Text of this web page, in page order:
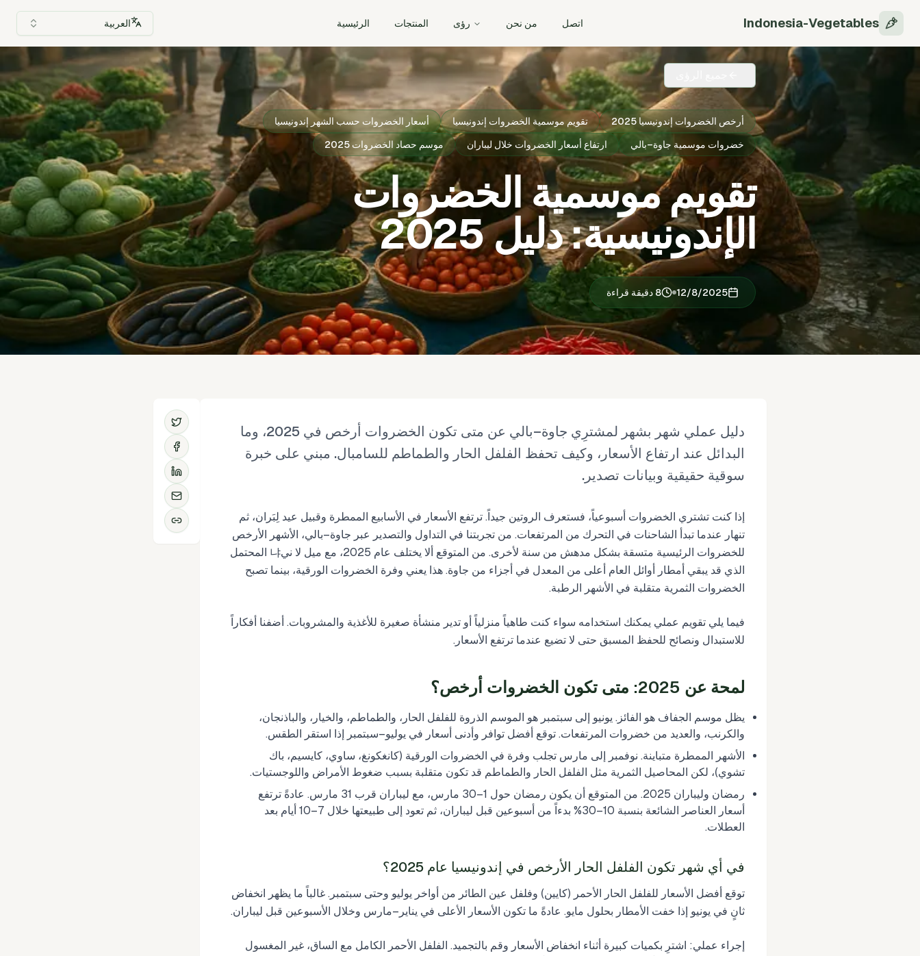
Indonesia-Vegetables الرئيسية المنتجات رؤى من نحن اتصل العربية
أرخص الخضروات إندونيسيا 2025 تقويم موسمية الخضروات إندونيسيا أسعار الخضروات حسب الشهر إندونيسيا
خضروات موسمية جاوة–بالي ارتفاع أسعار الخضروات خلال ليباران موسم حصاد الخضروات 2025
تقويم موسمية الخضروات
الإندونيسية: دليل 2025
12/8/2025 8 دقيقة قراءة
دليل عملي شهر بشهر لمشترِي جاوة–بالي عن متى تكون الخضروات أرخص في 2025، وما
البدائل عند ارتفاع الأسعار، وكيف تحفظ الفلفل الحار والطماطم للسامبال. مبني على خبرة
سوقية حقيقية وبيانات تصدير.
إذا كنت تشتري الخضروات أسبوعياً، فستعرف الروتين جيداً. ترتفع الأسعار في الأسابيع الممطرة وقبيل عيد لِبَران، ثم
تنهار عندما تبدأ الشاحنات في التحرك من المرتفعات. من تجربتنا في التداول والتصدير عبر جاوة–بالي، الأشهر الأرخص
للخضروات الرئيسية متسقة بشكل مدهش من سنة لأخرى. من المتوقع ألا يختلف عام 2025، مع ميل لا ني냐 المحتمل
الذي قد يبقي أمطار أوائل العام أعلى من المعدل في أجزاء من جاوة. هذا يعني وفرة الخضروات الورقية، بينما تصبح
الخضروات الثمرية متقلبة في الأشهر الرطبة.
فيما يلي تقويم عملي يمكنك استخدامه سواء كنت طاهياً منزلياً أو تدير منشأة صغيرة للأغذية والمشروبات. أضفنا أفكاراً
للاستبدال ونصائح للحفظ المسبق حتى لا تضيع عندما ترتفع الأسعار.
لمحة عن 2025: متى تكون الخضروات أرخص؟
يظل موسم الجفاف هو الفائز. يونيو إلى سبتمبر هو الموسم الذروة للفلفل الحار، والطماطم، والخيار، والباذنجان،
والكرنب، والعديد من خضروات المرتفعات. توقع أفضل توافر وأدنى أسعار في يوليو–سبتمبر إذا استقر الطقس.
الأشهر الممطرة متباينة. نوفمبر إلى مارس تجلب وفرة في الخضروات الورقية (كانغكونغ، ساوي، كايسيم، باك
تشوي)، لكن المحاصيل الثمرية مثل الفلفل الحار والطماطم قد تكون متقلبة بسبب ضغوط الأمراض واللوجستيات.
رمضان وليباران 2025. من المتوقع أن يكون رمضان حول 1–30 مارس، مع ليباران قرب 31 مارس. عادةً ترتفع
أسعار العناصر الشائعة بنسبة 10–30% بدءاً من أسبوعين قبل ليباران، ثم تعود إلى طبيعتها خلال 7–10 أيام بعد
العطلات.
في أي شهر تكون الفلفل الحار الأرخص في إندونيسيا عام 2025؟
توقع أفضل الأسعار للفلفل الحار الأحمر (كايين) وفلفل عين الطائر من أواخر يوليو وحتى سبتمبر. غالباً ما يظهر انخفاض
ثانٍ في يونيو إذا خفت الأمطار بحلول مايو. عادةً ما تكون الأسعار الأعلى في يناير–مارس وخلال الأسبوعين قبل ليباران.
إجراء عملي: اشترِ بكميات كبيرة أثناء انخفاض الأسعار وقم بالتجميد. الفلفل الأحمر الكامل مع الساق، غير المغسول